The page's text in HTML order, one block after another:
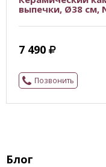
выпечки, Ø38 см,
7 490
Позвонить
Блог